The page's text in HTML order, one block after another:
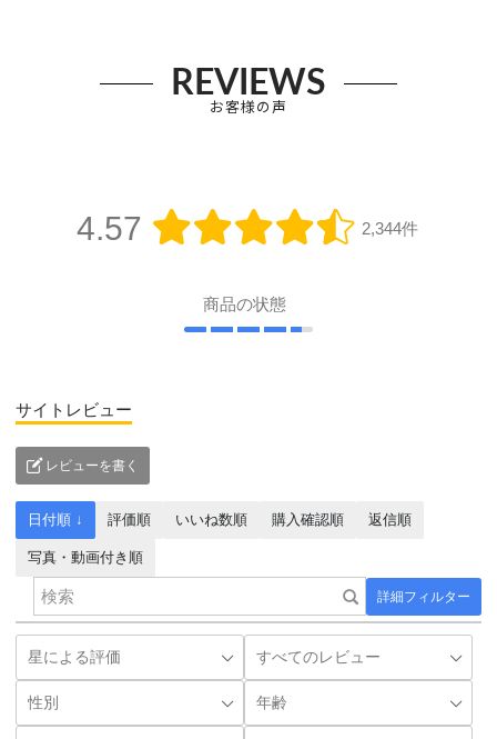
REVIEWS
お客様の声
4.57 2,344件
商品の状態
サイトレビュー
レビューを書く
詳細フィルター
日付順 ↓ 評価順 いいね数順 購入確認順 返信順
写真・動画付き順